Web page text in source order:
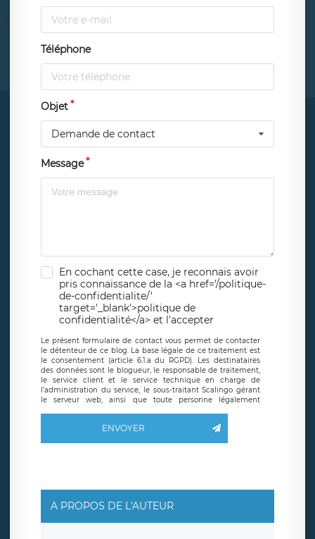
Téléphone
Objet
Demande de contact
Message
En cochant cette case, je reconnais avoir
pris connaissance de la <a href='/politique-
de-confidentialite/'
target='_blank'>politique de
confidentialité</a> et l'accepter
Le présent formulaire de contact vous permet de contacter
le détenteur de ce blog. La base légale de ce traitement est
le consentement (article 6.1.a du RGPD). Les destinataires
des données sont le blogueur, le responsable de traitement,
le service client et le service technique en charge de
l’administration du service, le sous-traitant Scalingo gérant
le serveur web, ainsi que toute personne légalement
autorisée. Le formulaire de contact à destination du
basé en France et offrant des
clauses de protection
limitation du traitement relatif à vos données à caractère
données. Vous pouvez exercer ces droits auprès du délégué
ENVOYER
A PROPOS DE L'AUTEUR